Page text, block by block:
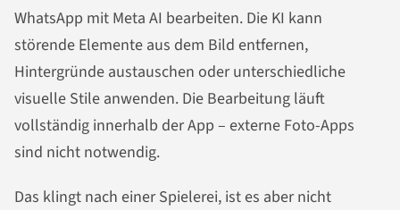
WhatsApp mit Meta AI bearbeiten. Die KI kann
störende Elemente aus dem Bild entfernen,
Hintergründe austauschen oder unterschiedliche
visuelle Stile anwenden. Die Bearbeitung läuft
vollständig innerhalb der App – externe Foto-Apps
sind nicht notwendig.
Das klingt nach einer Spielerei, ist es aber nicht